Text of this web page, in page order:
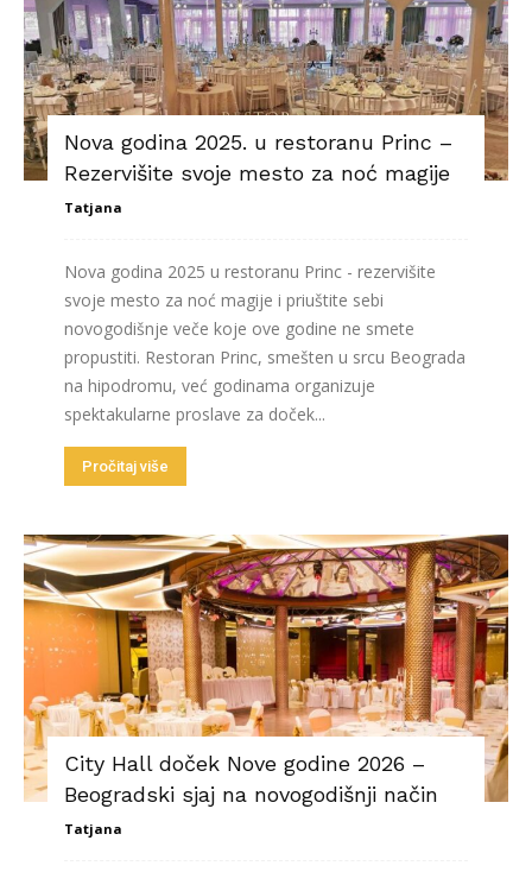
Nova godina 2025. u restoranu Princ –
Rezervišite svoje mesto za noć magije
Tatjana
Nova godina 2025 u restoranu Princ - rezervišite
svoje mesto za noć magije i priuštite sebi
novogodišnje veče koje ove godine ne smete
propustiti. Restoran Princ, smešten u srcu Beograda
na hipodromu, već godinama organizuje
spektakularne proslave za doček...
Pročitaj više
City Hall doček Nove godine 2026 –
Beogradski sjaj na novogodišnji način
Tatjana